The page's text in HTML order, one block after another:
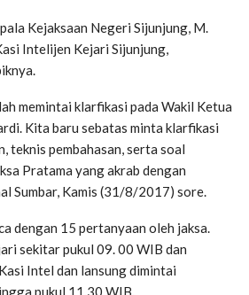
Kejaksaan Negeri Sijunjung, M.
Intelijen Kejari Sijunjung,
memintai klarfikasi pada Wakil Ketua
Kita baru sebatas minta klarfikasi
teknis pembahasan, serta soal
Pratama yang akrab dengan
Sumbar, Kamis (31/8/2017) sore.
dengan 15 pertanyaan oleh jaksa.
sekitar pukul 09. 00 WIB dan
Intel dan lansung dimintai
pukul 11.30 WIB.